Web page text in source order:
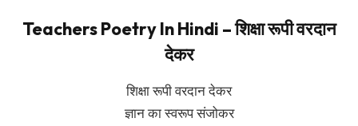
Teachers Poetry In Hindi – शिक्षा रूपी वरदान
देकर
शिक्षा रूपी वरदान देकर
ज्ञान का स्वरूप संजोकर